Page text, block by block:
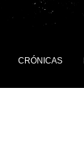
CRÓNICAS